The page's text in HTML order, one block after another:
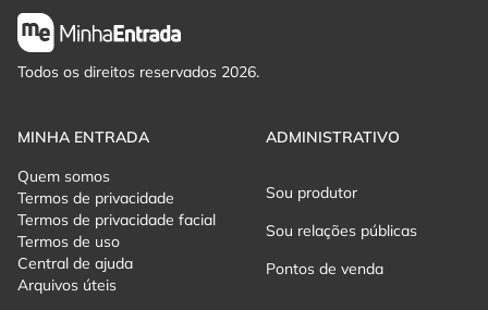
Todos os direitos reservados 2026.
MINHA ENTRADA
Quem somos
Termos de privacidade
Termos de privacidade facial
Termos de uso
Central de ajuda
Arquivos úteis
ADMINISTRATIVO
Sou produtor
Sou relações públicas
Pontos de venda